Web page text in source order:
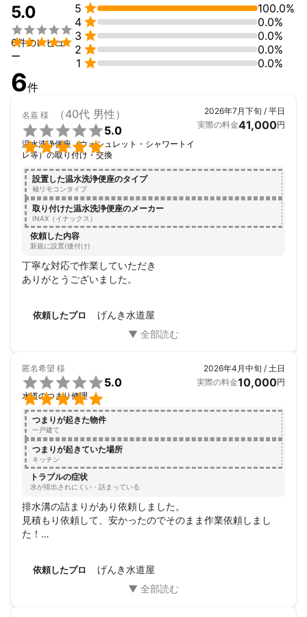
5.0


6件のレビュ
ー
5 
100.0%
4 
0.0%
3 
0.0%
2 
0.0%
1  0.0%
6件
名嘉 様 （40代 男性）


5.0
温水洗浄便座（ウォシュレット・シャワートイ
レ等）の取り付け・交換
2026年7月下旬 / 平日
実際の料金41,000円
設置した温水洗浄便座のタイプ
袖リモコンタイプ
取り付けた温水洗浄便座のメーカー
INAX（イナックス）
依頼した内容
新規に設置(後付け)
丁寧な対応で作業していただき
ありがとうございました。
依頼したプロ げんき水道屋
匿名希望 様


5.0
水道のつまり修理
2026年4月中旬 / 土日
実際の料金10,000円
つまりが起きた物件
一戸建て
つまりが起きていた場所
キッチン
トラブルの症状
水が排出されにくい・詰まっている
排水溝の詰まりがあり依頼しました。
見積もり依頼して、安かったのでそのまま作業依頼しまし
た！
です！
依頼したプロ げんき水道屋